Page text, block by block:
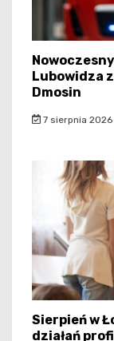
Lubowidza
Dmosin
7 sierpnia 2026
Sierpień w
działań